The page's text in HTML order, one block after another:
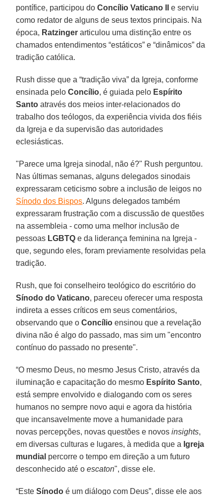
pontífice, participou doConcílio Vaticano II
e serviu
como redator de alguns de seus textos principais. Na
época, Ratzinger articulou uma distinção entre os
chamados entendimentos “estáticos” e “dinâmicos” da
tradição católica.
Rush disse que a “tradição viva” da Igreja, conforme
ensinada peloConcílio, é guiada pelo Espírito
Santo através dos meios inter-relacionados do
trabalho dos teólogos, da experiência vivida dos fiéis
da Igreja e da supervisão das autoridades
eclesiásticas.
"Parece uma Igreja sinodal, não é?" Rush perguntou.
Nas últimas semanas, alguns delegados sinodais
expressaram ceticismo sobre a inclusão de leigos no
Sínodo dos Bispos. Alguns delegados também
expressaram frustração com a discussão de questões
na assembleia - como uma melhor inclusão de
pessoas LGBTQ e da liderança feminina na Igreja -
que, segundo eles, foram previamente resolvidas pela
tradição.
Rush, que foi conselheiro teológico do escritório do
Sínodo do Vaticano, pareceu oferecer uma resposta
indireta a esses críticos em seus comentários,
observando que oConcílio ensinou que a revelação
divina não é algo do passado, mas sim um "encontro
contínuo do passado no presente".
“O mesmo Deus, no mesmo Jesus Cristo, através da
iluminação e capacitação do mesmo Espírito Santo,
está sempre envolvido e dialogando com os seres
humanos no sempre novo aqui e agora da história
que incansavelmente move a humanidade para
novas percepções, novas questões e novosinsights,
em diversas culturas e lugares, à medida que a Igreja
mundial percorre o tempo em direção a um futuro
desconhecido até oescaton", disse ele.
“EsteSínodo é um diálogo com Deus”, disse ele aos